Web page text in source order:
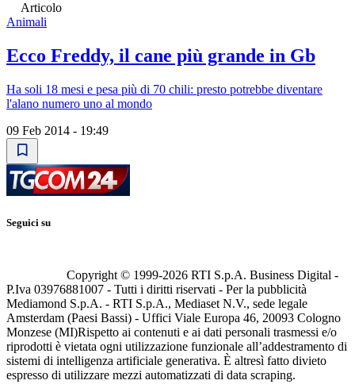
Articolo
Animali
Ecco Freddy, il cane più grande in Gb
Ha soli 18 mesi e pesa più di 70 chili: presto potrebbe diventare
l'alano numero uno al mondo
09 Feb 2014 - 19:49
Seguici su
Copyright © 1999-2026 RTI S.p.A. Business Digital -
P.Iva 03976881007 - Tutti i diritti riservati - Per la pubblicità
Mediamond S.p.A. - RTI S.p.A., Mediaset N.V., sede legale
Amsterdam (Paesi Bassi) - Uffici Viale Europa 46, 20093 Cologno
Monzese (MI)Rispetto ai contenuti e ai dati personali trasmessi e/o
riprodotti è vietata ogni utilizzazione funzionale all’addestramento di
sistemi di intelligenza artificiale generativa. È altresì fatto divieto
espresso di utilizzare mezzi automatizzati di data scraping.